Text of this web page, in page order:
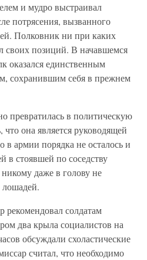
и мудро выстраивал
потрясения, вызванного
Полковник ни при каких
своих позиций. В начавшемся
оказался единственным
сохранившим себя в прежнем
превратилась в политическую
она является руководящей
в армии порядка не осталось и
в стоявшей по соседству
даже в голову не
лошадей.
рекомендовал солдатам
два крыла социалистов на
обсуждали схоластические
считал, что необходимо